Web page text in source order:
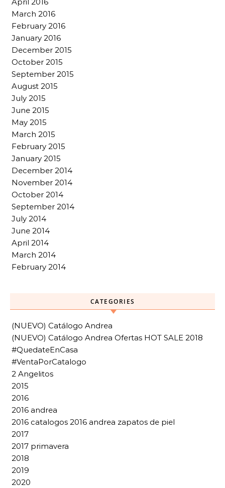
April 2016
March 2016
February 2016
January 2016
December 2015
October 2015
September 2015
August 2015
July 2015
June 2015
May 2015
March 2015
February 2015
January 2015
December 2014
November 2014
October 2014
September 2014
July 2014
June 2014
April 2014
March 2014
February 2014
CATEGORIES
(NUEVO) Catálogo Andrea
(NUEVO) Catálogo Andrea Ofertas HOT SALE 2018
#QuedateEnCasa
#VentaPorCatalogo
2 Angelitos
2015
2016
2016 andrea
2016 catalogos 2016 andrea zapatos de piel
2017
2017 primavera
2018
2019
2020